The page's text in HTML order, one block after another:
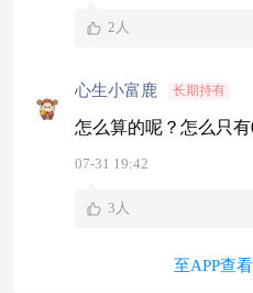
2人
心生小富鹿 长期持有
怎么算的呢？怎么只有
07-31 19:42
3人
至APP查